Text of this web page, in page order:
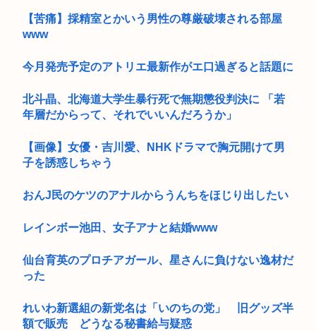
【苦痛】採精室とかいう男性の尊厳破壊される部屋
www
今月発売予定のアトリエ最新作がエ口過ぎると話題に
北斗晶、北海道大学生暴行死で無期懲役判決に 「若
年層だからって、それでいいんだろうか」
【画像】女優・吉川愛、NHKドラマで胸元開けて男
子を誘惑しちゃう
おんJ民のケツのアナルからうんちをほじり出したい
レインボー池田、女子アナと結婚www
仙台育英のプロチアガール、星さんに負けない逸材だ
った
れいわ新選組の新党名は「いのちの党」 旧グッズ半
額で販売 どうなる秘書給与疑惑